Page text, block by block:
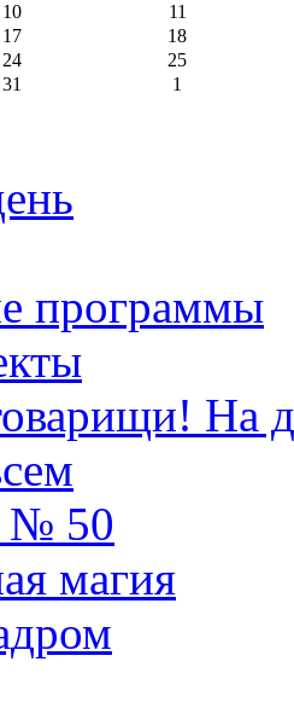
10
11
17
18
24
25
31 1
программы
На
№ 50
магия